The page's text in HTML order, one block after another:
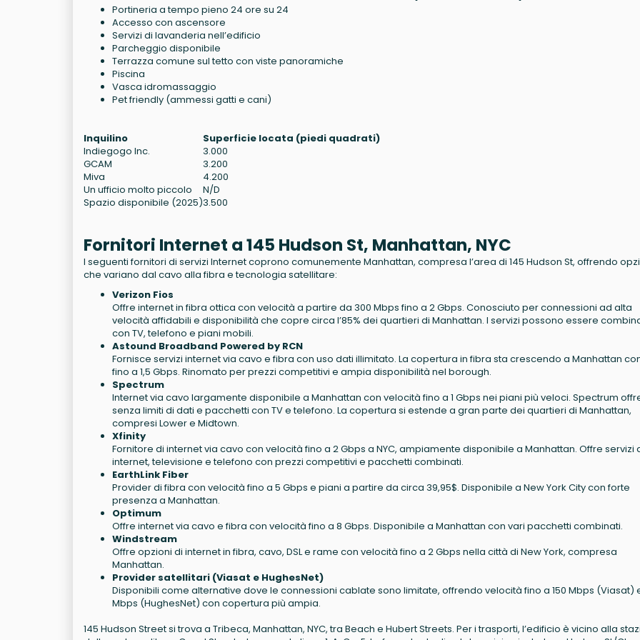
Portineria a tempo pieno 24 ore su 24
Accesso con ascensore
Servizi di lavanderia nell’edificio
Parcheggio disponibile
Terrazza comune sul tetto con viste panoramiche
Piscina
Vasca idromassaggio
Pet friendly (ammessi gatti e cani)
Inquilino
Superficie locata (piedi quadrati)
Indiegogo Inc.
3.000
GCAM
3.200
Miva
4.200
Un ufficio molto piccolo
N/D
Spazio disponibile (2025)3.500
Fornitori Internet a 145 Hudson St, Manhattan, NYC
I seguenti fornitori di servizi Internet coprono comunemente Manhattan, compresa l’area di 145 Hudson St, offrendo
che variano dal cavo alla fibra e tecnologia satellitare:
Verizon Fios
Offre internet in fibra ottica con velocità a partire da 300 Mbps fino a 2 Gbps. Conosciuto per connessioni ad alta
velocità affidabili e disponibilità che copre circa l’85% dei quartieri di Manhattan. I servizi possono essere
con TV, telefono e piani mobili.
Astound Broadband Powered by RCN
Fornisce servizi internet via cavo e fibra con uso dati illimitato. La copertura in fibra sta crescendo a Manhattan
fino a 1,5 Gbps. Rinomato per prezzi competitivi e ampia disponibilità nel borough.
Spectrum
Internet via cavo largamente disponibile a Manhattan con velocità fino a 1 Gbps nei piani più veloci. Spectrum
senza limiti di dati e pacchetti con TV e telefono. La copertura si estende a gran parte dei quartieri di Manhattan,
compresi Lower e Midtown.
Xfinity
Fornitore di internet via cavo con velocità fino a 2 Gbps a NYC, ampiamente disponibile a Manhattan. Offre servizi
internet, televisione e telefono con prezzi competitivi e pacchetti combinati.
EarthLink Fiber
Provider di fibra con velocità fino a 5 Gbps e piani a partire da circa 39,95$. Disponibile a New York City con forte
presenza a Manhattan.
Optimum
Offre internet via cavo e fibra con velocità fino a 8 Gbps. Disponibile a Manhattan con vari pacchetti combinati.
Windstream
Offre opzioni di internet in fibra, cavo, DSL e rame con velocità fino a 2 Gbps nella città di New York, compresa
Manhattan.
Provider satellitari (Viasat e HughesNet)
Disponibili come alternative dove le connessioni cablate sono limitate, offrendo velocità fino a 150 Mbps (Viasat)
Mbps (HughesNet) con copertura più ampia.
145 Hudson Street si trova a Tribeca, Manhattan, NYC, tra Beach e Hubert Streets. Per i trasporti, l’edificio è vicino alla